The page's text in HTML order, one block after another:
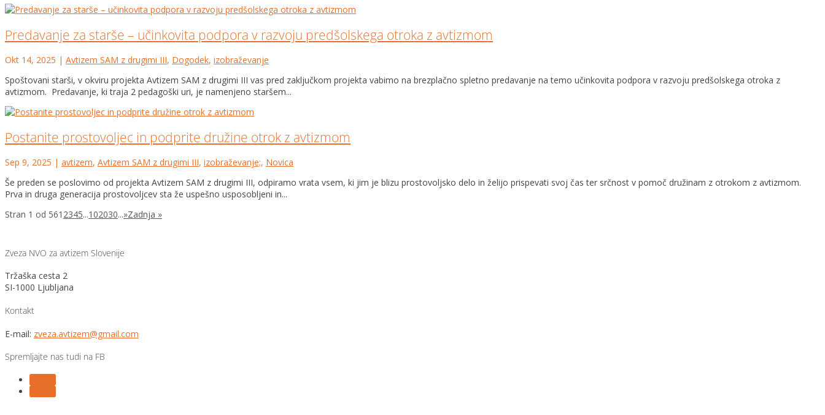
Predavanje za starše – učinkovita podpora v razvoju predšolskega otroka z avtizmom
Okt 14, 2025 | Avtizem SAM z drugimi III, Dogodek, izobraževanje
Spoštovani starši, v okviru projekta Avtizem SAM z drugimi III vas pred zaključkom projekta vabimo na brezplačno spletno predavanje na temo učinkovita podpora v razvoju predšolskega otroka z
avtizmom. Predavanje, ki traja 2 pedagoški uri, je namenjeno staršem...
Postanite prostovoljec in podprite družine otrok z avtizmom
Sep 9, 2025 | avtizem, Avtizem SAM z drugimi III, izobraževanje;, Novica
Še preden se poslovimo od projekta Avtizem SAM z drugimi III, odpiramo vrata vsem, ki jim je blizu prostovoljsko delo in želijo prispevati svoj čas ter srčnost v pomoč družinam z otrokom z avtizmom.
Prva in druga generacija prostovoljcev sta že uspešno usposobljeni in...
Stran 1 od 561 2345...102030...»Zadnja »
Zveza NVO za avtizem Slovenije
Tržaška cesta 2
SI-1000 Ljubljana
Kontakt
E-mail: zveza.avtizem@gmail.com
Spremljajte nas tudi na FB